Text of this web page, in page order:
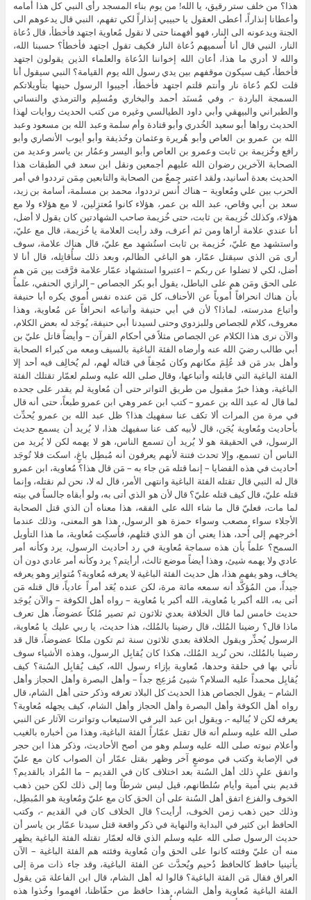
هذا؟ من خلف ستر رقيق، يا الله! من يوم بناء المسجد رأى النبي كل هذا أمامه
وأعطانا إنذاراً، أعطى العقول يا حبيبي إنذاراً لكي تفهم، النبي قال يدعوهم الى
الجنة ويدعونه الى النار، فهو أفهمنا حتى لا نقول مُعاوية اجتهد فأخطأ، قال دُعاة
النار، النبي قال أنا أُسميهم دُعاة النار فكيف تقول اجتهد فأخطأ؟ حسبنا الله،
والله لا أدري ما هذا، أعان الله إخواننا الدُعاة والعلماء الذين يقولون اجتهد
فأخطأ، كيف سيكون موقفهم بين يدي رسول الله يوم القيامة؟ النبي سيقول أنا
قلت لكم دُعاة نار وأنتم قلتم اجتهد فأخطأ، أجيبوا الرسول حينها بتأويلاتكم
السمجة الباردة -، وفي مُسنَد أحمد والبخاري ومُسلِم والترمذي والنسائي
والطبراني والبيهقي وأبي داود الطيالسي وغيره من كتب الحديث روايات لهذا
الحديث رواها أبو سعيد الخُدري وأبو قتادة وأم سلمة وعبد الله بن مسعود وعبد
الله بن عمرو بن العاص وأبو هُريرة وعثمان وحُذيفة وأبو أيوب الأنصاري وأبو
رافع وخُزيمة بن ثابت وعمرو بن العاص وأبو اليسر وعمُار بن ياسر وعديد من
الصحابة الآخرين رضوان الله عليهم أجمعين ونقل ابن سعد في الطبقات هذا
الحديث بعدة أسانيد، ولقد اعتبر جمعٌ من الصحابة والتابعين مِمَن ترددوا في أمر
الحرب بين علي ومُعاوية – هناك أُنس ترددوا، محمد بن مسلمة، أسامة بن زيد،
سعد بن أبي وقاص، عبد الله بن عمر، هؤلاء كانوا مُعتزِلين، لا مع هؤلاء ولا مع
هؤلاء، وكذلك خُزيمة بن ثابت، حتى خُزيمة صاحب الشهادتين كان يقول لا أضل،
أنا عندي علامة أراها ومن ثم أعرف، وقد رأيت العلامة يا خُزيمة، قال مع عليّ،
واستشهد مع عليّ، خُزيمة بن ثابت استُشهِد مع عليّ، قال هناك علامة، سوف
أرى مَن الذي سيقتل عمّار، هو الباغي الظالم، وبعد ذلك سأُقاتِله، قال أنا لا
أضل، لكي لا تضلوا عن ربكم – اعتبروا استشهاد عمّار علامة فرَّقت بين مَن هم
على الحق ومَن هم على الباطل، يقول أبو بكر الجصاص – الرازي الحنفي، علماً
بأن هناك انحرافاً أُموياً عن الأحناف، كل مَن عنده نفس أُموي يكره أبا حنيفة
وأتباع مدرسته، لماذا؟ لأن في أبي حنيفة وأتباعه انحرافاً عن مُعاوية، وهذا
معروف، كلام للجصاص وللبزدوي وحتى لسيدنا أبي حنيفة، يُوجَد له بعض الكلام،
والآن نرى هذا الكلام عن الجصاص مثلاً في أحكام القرآن – وأيضاً قاتل عليّ بن
أبي طالب رضيَ الله عنه وأرضاه الفئة الباغية بالسيف ومعه من كبراء الصحابة
وأهل بدر مَن قد عُلِمَ مكانهم وكان مُحِقاً في قتاله لهم، لم يُخالِف فيه أحد إلا
الفئة الباغية التي قابلته وأتباعها، وقال صلى الله عليه وسلم لعمّار تقتلك الفئة
الباغية، وهذا خبرٌ مقبول من طريق التواتر حتى أن مُعاوية لم يقدر على جحده
لما قال له عبد الله بن عمرو – كتب ابن عمر وهي ابن عمرو طبعاً، حتى أنه قال
في مرة من المرات ألا تكف عنا سفهيك هذا؟ ظل عبد الله بن عمرو يُحدِّث
بأحاديث ومُعاوية يُجَن، قال لأبيه كف عنا سفيهك هذا، لا يُريد أن يسمع حديث
الرسول، في الحقيقة هو لا يُريد أن تسمع الناس، هو لا يهمه لكن لا يُريد من
الناس أن تسمع، وإلا تحدث فتنة لأنهم يعرفون أنه مُبطِل باغٍ، اسكت فلا تُوجَد
أحاديث في هذه القضايا – إنما قتله مَن جاء به – مَن قال هذا؟ مُعاوية، ابن عمرو
قال له النبي قال تقتله الفئة الباغية وانتهى الأمر، قال له لا، نحن لم نقتله، وإنما
قتله عليّ، قال كيف قتله عليّ؟ قال لأن هو الذي أتى به، ولو أبقاه جالساً في بيته
لما مات، فعليّ قال ما شاء الله على الفقه، هذا معناه أن الذي قتل الصحابة
الأجلاء سواء مصعب وسواء حمزة هو الرسول، هذا هو المعنى، وذلك عندما
أخرجهم إلى أُحد، هذا يعني أن هو الذي قتلهم، فأُسكِت مُعاوية، ما هذا التأويل
السمح؟ علماً بأن هذه سماجة مُعاوية في رد أحاديث الرسول، يرد وكأنه أمر
عادي ولا يهمه شيئ، وهذا أيضاً موضع ثالث، أرأيتم؟ يرد وكأنه أمر عادي دون أن
يخاف، وهو يفهم هذا، هل حديث الفئة الباغية لا يعرفه مُعاوية؟ مُتواتِر وهو يعرفه
جيداً، من المُؤكَّد أنه سمعه مائة مرة، لكن عنده يُعَد أمراً عادياً، قال قتله مَن
أتى به، الله أكبر يا مُعاوية، الله أكبر يا مُعاوية – رواه أهل الكوفة – والآن يُوجَد
حديث خامس لما قال الخلافة بعدي ثلاثون ثم تصير مُلكاً عضوضاً، هل تعرف
ماذا قال؟ رضينا المُلك، قال رضينا بالمُلك، هذا حديث، يا ربي عليك يا مُعاوية،
الرسول يُحذِّر ويقول الخلافة بعدي ثلاثون سنة ثم تكون ملكا عضوضاً، قال قد
رضينا بالمُلك، نحن نُريد المُلك، هكذا كان يُقابِل الرسول، وهذه الأشياء سوف
نأتي بها في حلقة وحدها، مُعاوية بإزاء رسول الله، كيف يُقابِل السُنة؟ كيف
يُقابِل محمداً عليه السلام؟ شيئ مُزعِج جداً – وأهل البصرة وأهل الحجاز وأهل
الشام – يقول الجصاص هذا الحديث كل البلاد تعرفه وذكر حتى أهل الشام، قال
رواه أهل الكوفة وأهل البصرة وأهل الحجاز وأهل الشام، كيف يجهله مُعاوية؟
يعرفه لكن لا يُباليه -، ويقول ابن عبد البر في الاستيعاب وتواترت الآثار عن النبي
صلى الله عليه وسلم أنه قال تقتل عمّاراً الفئة الباغية، وهذا من أخباره بالغيب
وأعلام نبوته صلى الله عليه وسلم وهو من أصح الأحاديث، وذكر هذا ابن حجر
في الإصابة وكتب في موضعٍ آخر وظهر بقتل عمّار أن الصواب كان مع عليّ
واتفق على ذلك أهل السُنة بعد اختلاف كان في القديم – ما المُراد بالقديم؟
قديم بني أُمية وأيام سُلطانهم، قيل ليس شرطاً وما إلى ذلك لكن حين ذهب
الخوف والفزع اتفق أهل السُنة على أن الحق كان مع عليّ ومُعاوية هو المُبطِل،
وذلك حين ذهب زمن الخوف، أرأيت؟ قال الخلاف كان في القديم -، وكتب
الحافظ ابن كثير في البداية والنهاية في ذكر واقعة قتل سيدنا عمّار بن ياسر أن
حديث الرسول صلى الله عليه وسلم الذي قاله لعمّار تقتله الفئة الباغية يظهر
منه أن عليّ وفئته كانوا على الحق وأن مُعاوية وفئته هم الفئة الباغية – الآن
يأتينيا حافظ كالحافظ دُحيم ويُحدَّث عن الفئة الباغية، وقد جاء ذات مرة إلى
العراق فقال مَن الفئة الباغية؟ قالوا له أهل الشام، قال ابن الفاعلة مَن يقول
الفئة الباغية مُعاوية وأهل الشام، هذا حافظ من حفّاظنا، افهموا وخُذوا هذه